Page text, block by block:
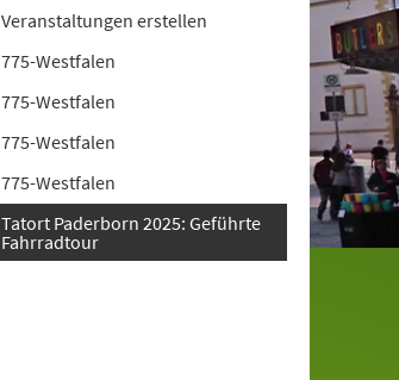
Veranstaltungen erstellen
775-Westfalen
775-Westfalen
775-Westfalen
775-Westfalen
Tatort Paderborn 2025: Geführte
Fahrradtour